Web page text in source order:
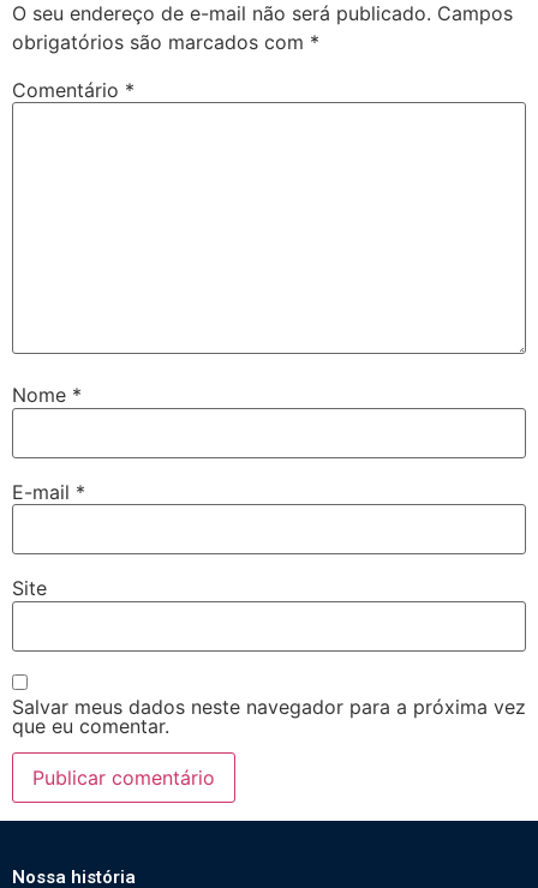
O seu endereço de e-mail não será publicado. Campos
obrigatórios são marcados com *
Comentário *
Nome *
E-mail *
Site
Salvar meus dados neste navegador para a próxima vez
que eu comentar.
Nossa história